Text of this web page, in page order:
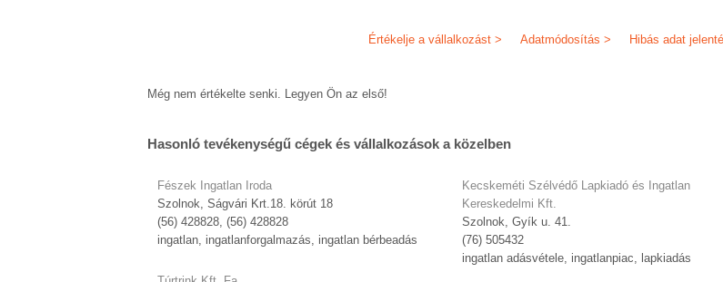
Hibás adat
Adatmódosítás >
Értékelje a vállalkozást >
Még nem értékelte senki. Legyen Ön az első!
Hasonló tevékenységű cégek és vállalkozások a közelben
Fészek Ingatlan Iroda
Szolnok, Ságvári Krt.18. körút 18
(56) 428828, (56) 428828
ingatlan, ingatlanforgalmazás, ingatlan bérbeadás
Kecskeméti Szélvédő Lapkiadó és Ingatlan
Kereskedelmi Kft.
Szolnok, Gyík u. 41.
(76) 505432
ingatlan adásvétele, ingatlanpiac, lapkiadás